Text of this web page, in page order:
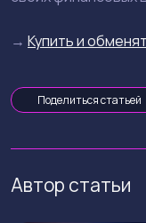
→ Купить и
Поделиться статьей
Автор статьи